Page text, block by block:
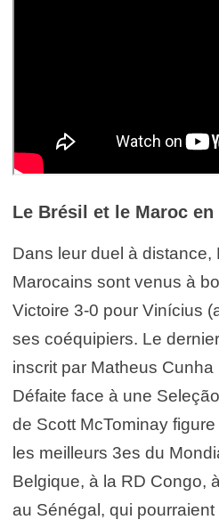
Le Brésil et le Maroc
Dans leur duel à distance,
Marocains sont venus à
Victoire 3-0 pour Vinícius
ses coéquipiers. Le
inscrit par Matheus
Défaite face à une
de Scott McTominay figure
les meilleurs 3es du
Belgique, à la RD Congo,
au Sénégal, qui